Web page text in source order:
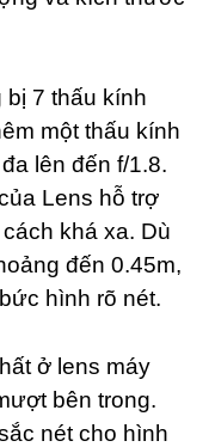
7 thấu kính
một thấu kính
lên đến f/1.8.
Lens hỗ trợ
khá xa. Dù
đến 0.45m,
hình rõ nét.
ở lens máy
bên trong.
nét cho hình